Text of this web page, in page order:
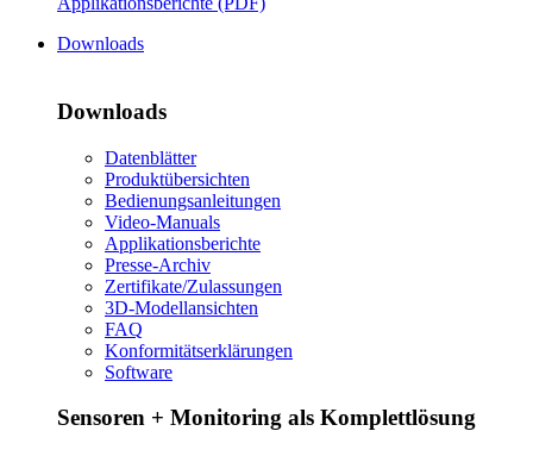
Downloads
Downloads
Datenblätter
Produktübersichten
Bedienungsanleitungen
Video-Manuals
Applikationsberichte
Presse-Archiv
Zertifikate/Zulassungen
3D-Modellansichten
FAQ
Konformitätserklärungen
Software
Sensoren + Monitoring als Komplettlösung